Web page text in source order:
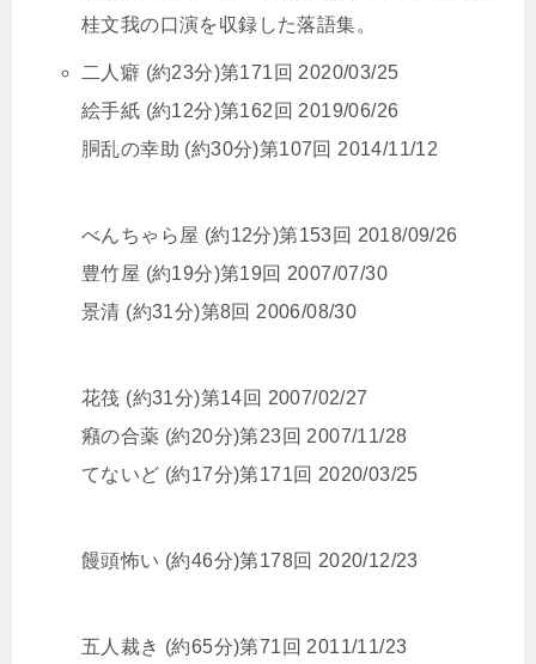
桂文我の口演を収録した落語集。
二人癖 (約23分)第171回 2020/03/25
絵手紙 (約12分)第162回 2019/06/26
胴乱の幸助 (約30分)第107回 2014/11/12
べんちゃら屋 (約12分)第153回 2018/09/26
豊竹屋 (約19分)第19回 2007/07/30
景清 (約31分)第8回 2006/08/30
花筏 (約31分)第14回 2007/02/27
癪の合薬 (約20分)第23回 2007/11/28
てないど (約17分)第171回 2020/03/25
饅頭怖い (約46分)第178回 2020/12/23
五人裁き (約65分)第71回 2011/11/23